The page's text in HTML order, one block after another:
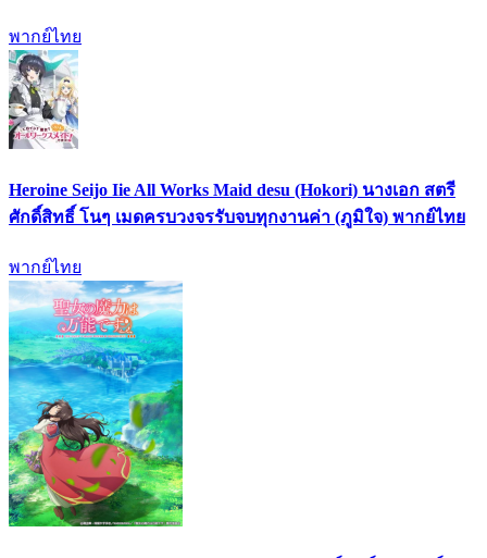
พากย์ไทย
Heroine Seijo Iie All Works Maid desu (Hokori) นางเอก สตรี
ศักดิ์สิทธิ์ โนๆ เมดครบวงจรรับจบทุกงานค่า (ภูมิใจ) พากย์ไทย
พากย์ไทย